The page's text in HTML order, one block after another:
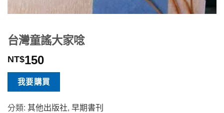
台灣童謠大家唸
NT$150
我要購買
分類: 其他出版社, 早期書刊